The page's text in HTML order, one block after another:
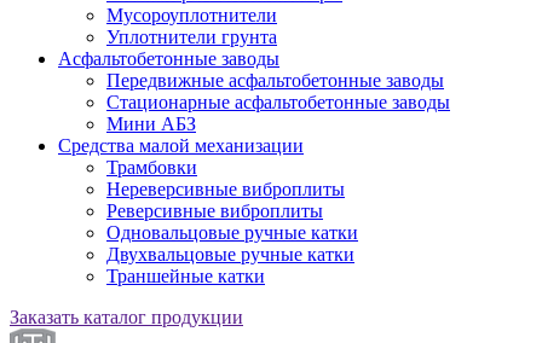
Мусороуплотнители
Уплотнители грунта
Асфальтобетонные заводы
Передвижные асфальтобетонные заводы
Стационарные асфальтобетонные заводы
Мини АБЗ
Средства малой механизации
Трамбовки
Нереверсивные виброплиты
Реверсивные виброплиты
Одновальцовые ручные катки
Двухвальцовые ручные катки
Траншейные катки
Заказать каталог продукции